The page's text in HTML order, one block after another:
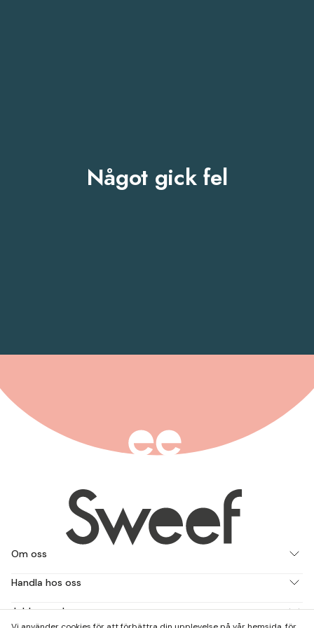
Något gick fel
Om oss
Handla hos oss
Jobba med oss